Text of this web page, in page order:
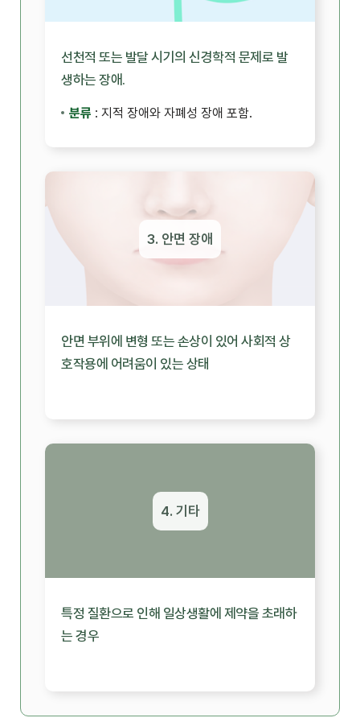
선천적 또는 발달 시기의 신경학적 문제로 발
생하는 장애.
분류 : 지적 장애와 자폐성 장애 포함.
3. 안면 장애
안면 부위에 변형 또는 손상이 있어 사회적 상
호작용에 어려움이 있는 상태
4. 기타
특정 질환으로 인해 일상생활에 제약을 초래하
는 경우